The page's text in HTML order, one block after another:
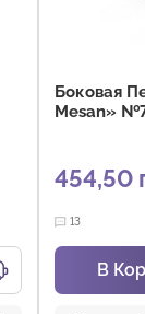
Боковая
Mesan»
454,50
13
В